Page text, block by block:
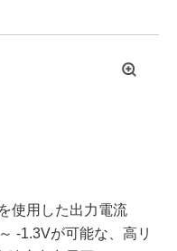
拡
使用した出力電流
-1.3Vが可能な、高リ